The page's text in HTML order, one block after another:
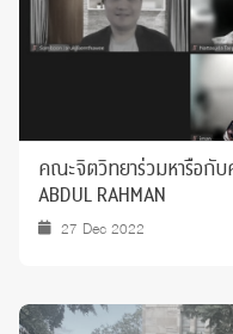
คณะจิตวิทยาร่วมหารือกับ
ABDUL RAHMAN
27 Dec 2022